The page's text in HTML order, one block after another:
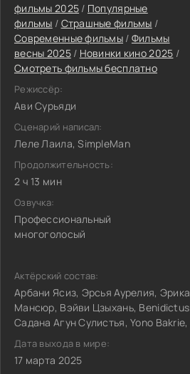
фильмы 2025 / Популярные
фильмы / Страшные фильмы /
Современные фильмы / Фильмы
весны 2025/ Новинки кино 2025 /
Смотреть фильмы бесплатно
Режиссёр:
Ави Сурьяди
Сценарий написал:
Леле Лаила, SimpleMan
Продолжительность:
2 ч 13 мин
Озвучка:
Профессиональный
многоголосый
Актёрский состав:
Арбани Ясиз, Эрсья Аурелия,
Мансюр, Вэйви Цзыхань,
Садана Агун Сулистья, Yono
Дата выхода в мире:
17 марта 2025